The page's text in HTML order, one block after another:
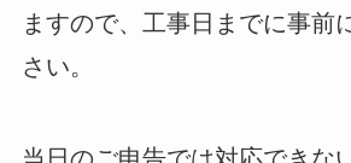
ますので、工事日までに事前
さい。